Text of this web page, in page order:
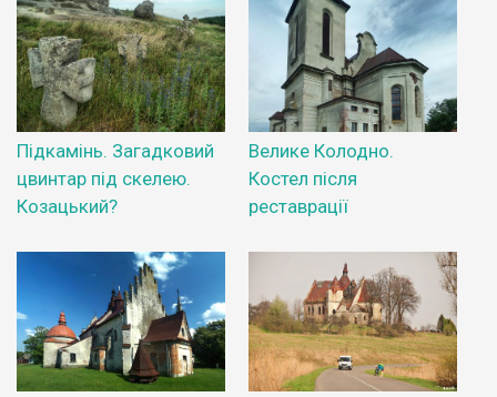
Підкамінь. Загадковий
цвинтар під скелею.
Козацький?
Велике Колодно.
Костел після
реставрації